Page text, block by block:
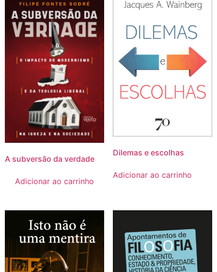
A subversão da verdade
Adicionar ao carrinho
Dilemas e escolhas
Adicionar ao carrinho